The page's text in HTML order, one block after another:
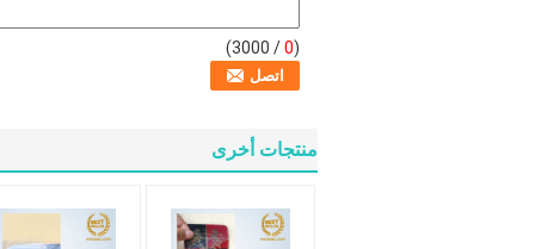
(
0
/ 3000)
منتجات أخرى